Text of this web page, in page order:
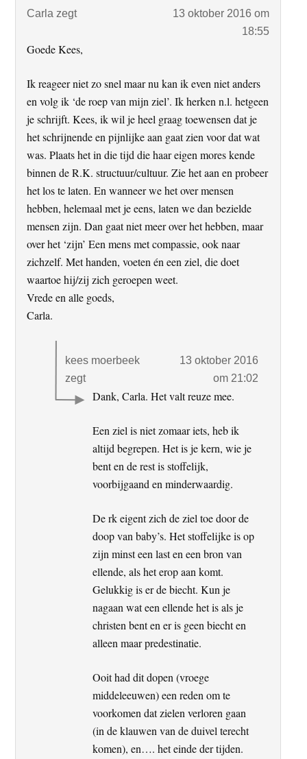
Carla zegt
13 oktober 2016 om
18:55
Goede Kees,
Ik reageer niet zo snel maar nu kan ik even niet anders
en volg ik ‘de roep van mijn ziel’. Ik herken n.l. hetgeen
je schrijft. Kees, ik wil je heel graag toewensen dat je
het schrijnende en pijnlijke aan gaat zien voor dat wat
was. Plaats het in die tijd die haar eigen mores kende
binnen de R.K. structuur/cultuur. Zie het aan en probeer
het los te laten. En wanneer we het over mensen
hebben, helemaal met je eens, laten we dan bezielde
mensen zijn. Dan gaat niet meer over het hebben, maar
over het ‘zijn’ Een mens met compassie, ook naar
zichzelf. Met handen, voeten én een ziel, die doet
waartoe hij/zij zich geroepen weet.
Vrede en alle goeds,
Carla.
kees moerbeek
zegt
13 oktober 2016
om 21:02
Dank, Carla. Het valt reuze mee.
Een ziel is niet zomaar iets, heb ik
altijd begrepen. Het is je kern, wie je
bent en de rest is stoffelijk,
voorbijgaand en minderwaardig.
De rk eigent zich de ziel toe door de
doop van baby’s. Het stoffelijke is op
zijn minst een last en een bron van
ellende, als het erop aan komt.
Gelukkig is er de biecht. Kun je
nagaan wat een ellende het is als je
christen bent en er is geen biecht en
alleen maar predestinatie.
Ooit had dit dopen (vroege
middeleeuwen) een reden om te
voorkomen dat zielen verloren gaan
(in de klauwen van de duivel terecht
komen), en…. het einde der tijden.